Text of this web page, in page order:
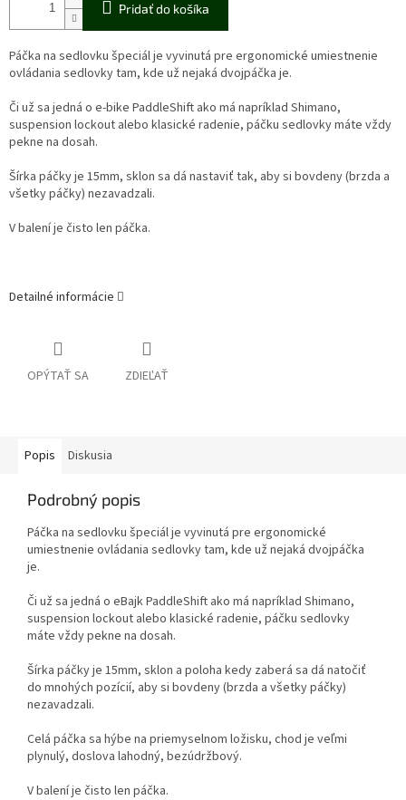
Pridať do košíka
Páčka na sedlovku špeciál je vyvinutá pre ergonomické umiestnenie
ovládania sedlovky tam, kde už nejaká dvojpáčka je.
Či už sa jedná o e-bike PaddleShift ako má napríklad Shimano,
suspension lockout alebo klasické radenie, páčku sedlovky máte vždy
pekne na dosah.
Šírka páčky je 15mm, sklon sa dá nastaviť tak, aby si bovdeny (brzda a
všetky páčky) nezavadzali.
V balení je čisto len páčka.
Detailné informácie
OPÝTAŤ SA ZDIEĽAŤ
Popis Diskusia
Podrobný popis
Páčka na sedlovku špeciál je vyvinutá pre ergonomické
umiestnenie ovládania sedlovky tam, kde už nejaká dvojpáčka
je.
Či už sa jedná o eBajk PaddleShift ako má napríklad Shimano,
suspension lockout alebo klasické radenie, páčku sedlovky
máte vždy pekne na dosah.
Šírka páčky je 15mm, sklon a poloha kedy zaberá sa dá natočiť
do mnohých pozícií, aby si bovdeny (brzda a všetky páčky)
nezavadzali.
Celá páčka sa hýbe na priemyselnom ložisku, chod je veľmi
plynulý, doslova lahodný, bezúdržbový.
V balení je čisto len páčka.